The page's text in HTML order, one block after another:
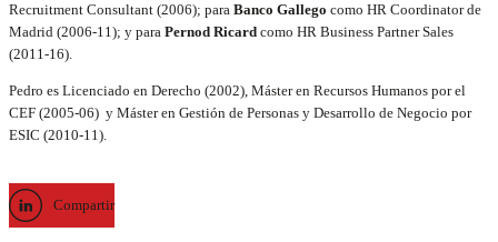
Recruitment Consultant (2006); para Banco Gallego como HR Coordinator de
Madrid (2006-11); y para Pernod Ricard como HR Business Partner Sales
(2011-16).
Pedro es Licenciado en Derecho (2002), Máster en Recursos Humanos por el
CEF (2005-06) y Máster en Gestión de Personas y Desarrollo de Negocio por
ESIC (2010-11).
Compartir